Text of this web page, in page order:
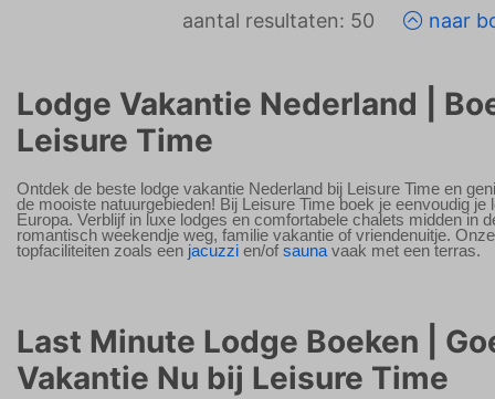
aantal resultaten: 50 naar
Lodge Vakantie Nederland |
Leisure Time
Ontdek de beste lodge vakantie Nederland bij Leisure Time en
de mooiste natuurgebieden! Bij Leisure Time boek je eenvoudig je
Europa. Verblijf in luxe lodges en comfortabele chalets midden in
romantisch weekendje weg, familie vakantie of vriendenuitje.
topfaciliteiten zoals een jacuzzi en/of sauna vaak met een terras.
Last Minute Lodge Boeken |
Vakantie Nu bij Leisure Time